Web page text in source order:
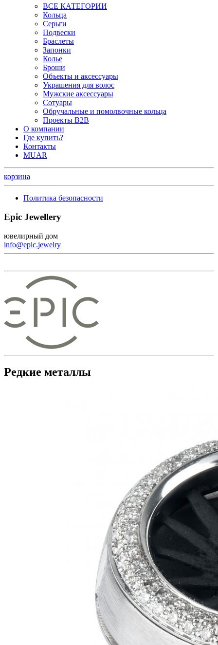
ВСЕ КАТЕГОРИИ
Кольца
Серьги
Подвески
Браслеты
Запонки
Колье
Броши
Объекты и аксессуары
Украшения для волос
Мужские аксессуары
Сотуары
Обручальные и помолвочные кольца
Проекты B2B
О компании
Где купить?
Контакты
MUAR
корзина
Политика безопасности
Epic Jewellery
ювелирный дом
info@epic.jewelry
Редкие металлы